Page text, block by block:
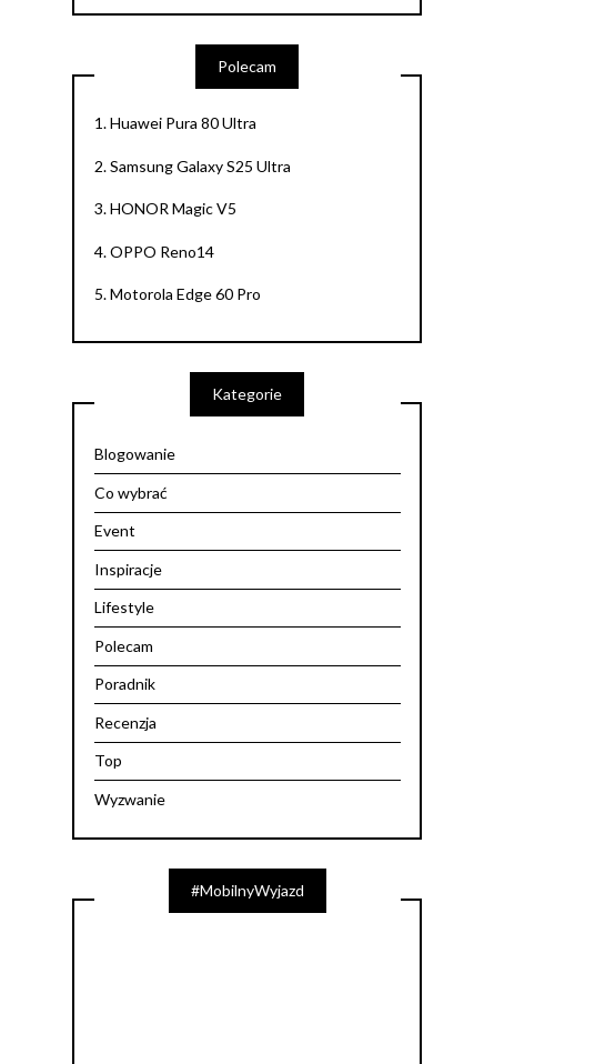
Polecam
1.Huawei Pura 80 Ultra
2.Samsung Galaxy S25 Ultra
3.HONOR Magic V5
4.OPPO Reno14
5.Motorola Edge 60 Pro
Kategorie
Blogowanie
Co wybrać
Event
Inspiracje
Lifestyle
Polecam
Poradnik
Recenzja
Top
Wyzwanie
#MobilnyWyjazd